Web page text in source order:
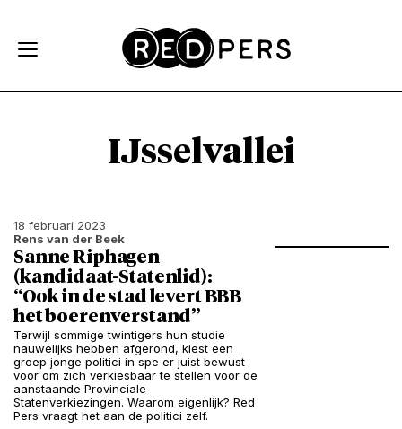
IJsselvallei
18 februari 2023
Rens van der Beek
Sanne Riphagen
(kandidaat-Statenlid):
“Ook in de stad levert BBB
het boerenverstand”
Terwijl sommige twintigers hun studie
nauwelijks hebben afgerond, kiest een
groep jonge politici in spe er juist bewust
voor om zich verkiesbaar te stellen voor de
aanstaande Provinciale
Statenverkiezingen. Waarom eigenlijk? Red
Pers vraagt het aan de politici zelf.